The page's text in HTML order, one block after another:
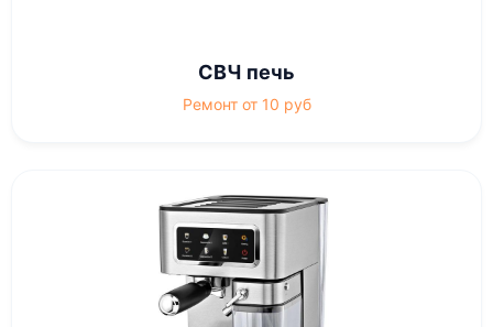
СВЧ печь
Ремонт от 10 руб